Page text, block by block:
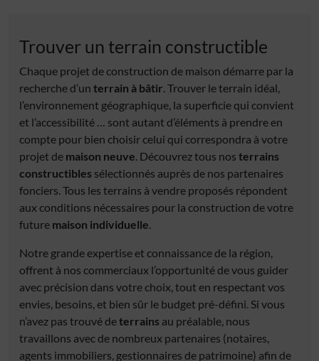
Trouver un terrain constructible
Chaque projet de construction de maison démarre par la
recherche d’un terrain à bâtir. Trouver le terrain idéal,
l’environnement géographique, la superficie qui convient
et l’accessibilité … sont autant d’éléments à prendre en
compte pour bien choisir celui qui correspondra à votre
projet de maison neuve. Découvrez tous nos terrains
constructibles sélectionnés auprès de nos partenaires
fonciers. Tous les terrains à vendre proposés répondent
aux conditions nécessaires pour la construction de votre
future maison individuelle.
Notre grande expertise et connaissance de la région,
offrent à nos commerciaux l’opportunité de vous guider
avec précision dans votre choix, tout en respectant vos
envies, besoins, et bien sûr le budget pré-défini. Si vous
n’avez pas trouvé deterrains au préalable, nous
travaillons avec de nombreux partenaires (notaires,
agents immobiliers, gestionnaires de patrimoine) afin de